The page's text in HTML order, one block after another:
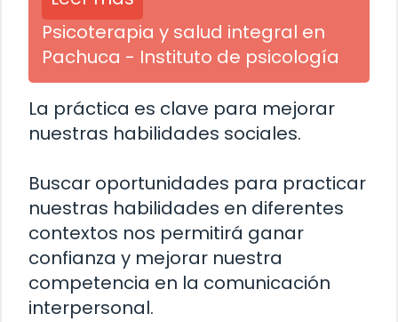
Psicoterapia y salud integral en
Pachuca - Instituto de psicología
La práctica es clave para mejorar
nuestras habilidades sociales.
Buscar oportunidades para practicar
nuestras habilidades en diferentes
contextos nos permitirá ganar
confianza y mejorar nuestra
competencia en la comunicación
interpersonal.